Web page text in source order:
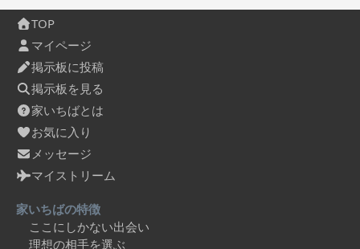
TOP
マイページ
掲示板に投稿
掲示板を見る
家いちばとは
お気に入り
メッセージ
マイストリーム
家いちばの特徴
ここにしかない出会い
理想の相手を選ぶ